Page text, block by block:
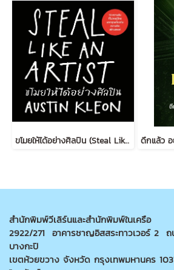
ขโมยให้ได้อย่างศิลปิน (Steal Like an Artist) (ฉบับปรับปรุง)
สำนักพิมพ์วีเลิร์นและสำนักพิมพ์ในเครือ
2922/271 อาคารชาญอิสสระทาวเวอร์ 2
บางกะปิ
เขตห้วยขวาง จังหวัด กรุงเทพมหานคร